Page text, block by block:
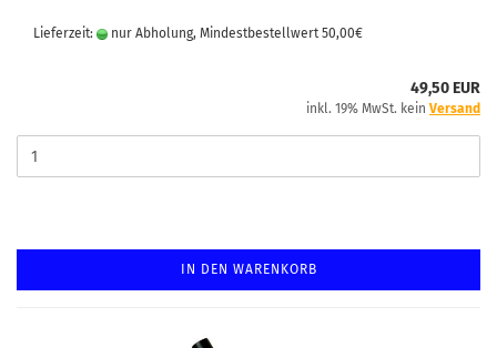
Lieferzeit: nur Abholung, Mindestbestellwert 50,00€
49,50 EUR
inkl. 19% MwSt. kein Versand
IN DEN WARENKORB